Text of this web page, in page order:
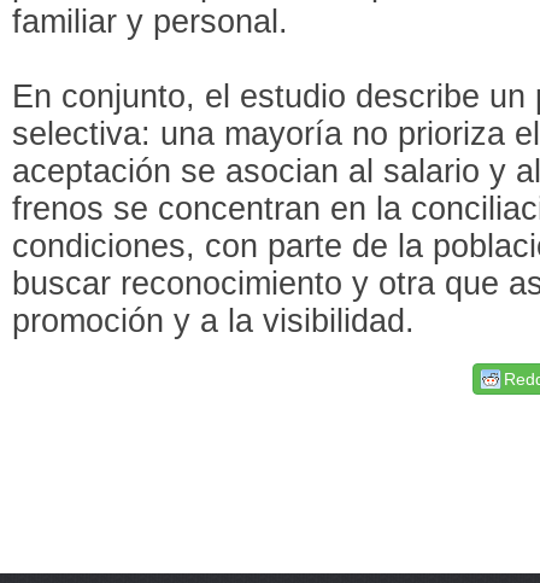
familiar y personal.
En conjunto, el estudio describe un
selectiva: una mayoría no prioriza
aceptación se asocian al salario y
frenos se concentran en la
condiciones, con parte de la
buscar reconocimiento y otra que
promoción y a la visibilidad.